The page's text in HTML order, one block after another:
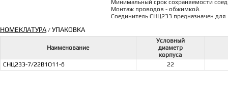
Минимальный срок сохраняемости
Монтаж проводов - обжимкой.
Соединитель СНЦ233 предназначен
НОМЕКЛАТУРА/ УПАКОВКА
Наименование
Условный
диаметр
корпуса
СНЦ233-7/22В1О11-б
22